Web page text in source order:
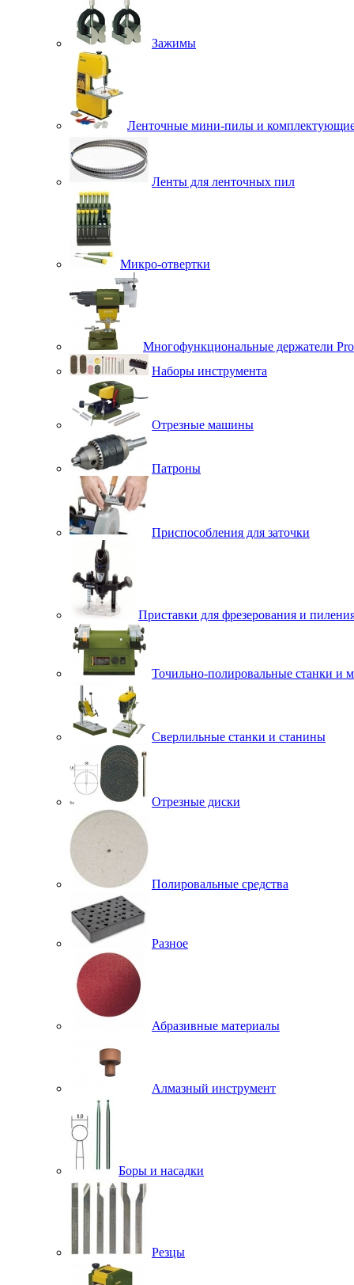
Зажимы
Ленточные мини-пилы и
Ленты для ленточных пил
Микро-отвертки
Многофункциональные держатели
Наборы инструмента
Отрезные машины
Патроны
Приспособления для заточки
Приставки для фрезерования и
Точильно-полировальные станки и
Сверлильные станки и станины
Отрезные диски
Полировальные средства
Разное
Абразивные материалы
Алмазный инструмент
Боры и насадки
Резцы